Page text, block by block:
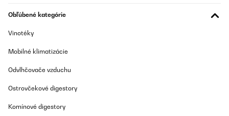
Obľúbené kategórie
Vinotéky
Mobilné klimatizácie
Odvlhčovače vzduchu
Ostrovčekové digestory
Komínové digestory